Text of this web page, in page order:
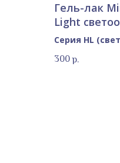
Гель-лак
Light
оттенка)
Серия HL
300р.